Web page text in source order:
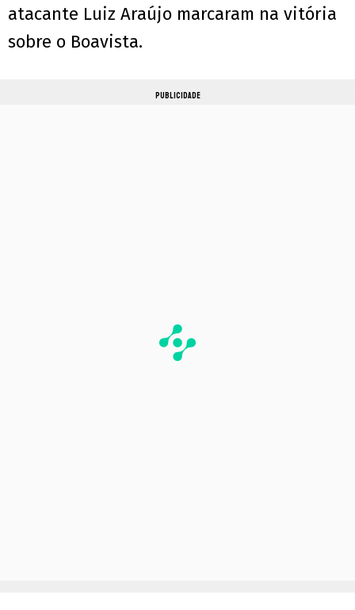
atacante Luiz Araújo marcaram na vitória
sobre o Boavista.
PUBLICIDADE